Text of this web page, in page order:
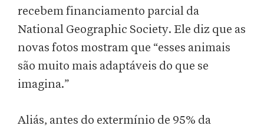
recebem financiamento parcial da
National Geographic Society. Ele diz que as
novas fotos mostram que “esses animais
são muito mais adaptáveis do que se
imagina.”
Aliás, antes do extermínio de 95% da